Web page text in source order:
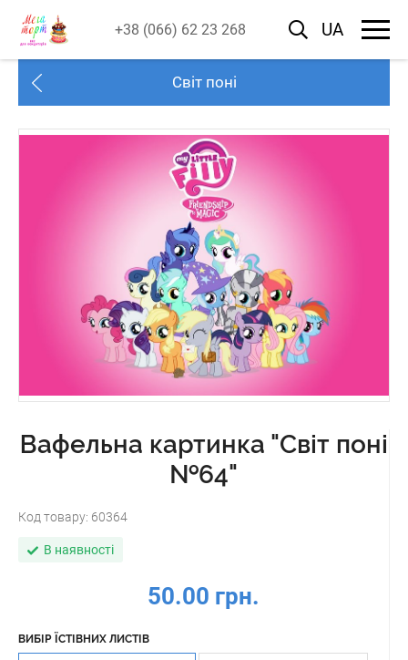
+38 (066) 62 23 268 UA
Світ поні
Вафельна картинка "Світ поні
№64"
Код товару: 60364
В наявності
50.00 грн.
ВИБІР ЇСТІВНИХ ЛИСТІВ